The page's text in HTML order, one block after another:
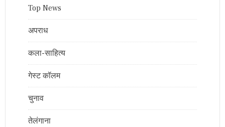
Top News
अपराध
कला-साहित्य
गेस्ट कॉलम
चुनाव
तेलंगाना